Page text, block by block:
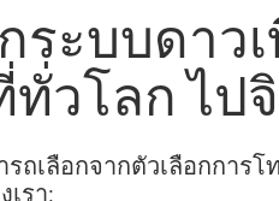
ระบบดาว
วโลก ไป
เลือกจากตัวเลือกการ
เรา: